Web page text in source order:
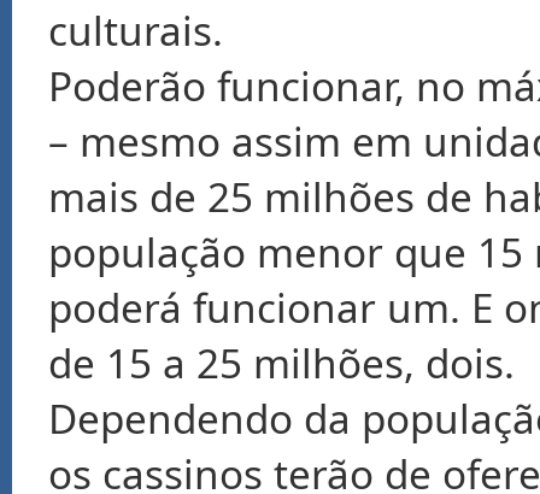
culturais.
Poderão funcionar, no
– mesmo assim em
mais de 25 milhões de
população menor que
poderá funcionar um. E
de 15 a 25 milhões, dois.
Dependendo da
os cassinos terão de